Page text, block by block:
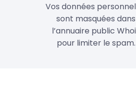
Vos données
sont masquées dans
l’annuaire public
pour limiter le spam.